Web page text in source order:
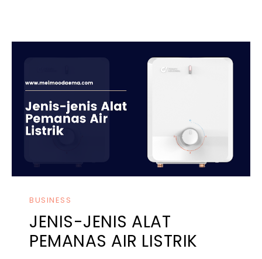
BUSINESS
JENIS-JENIS ALAT
PEMANAS AIR LISTRIK